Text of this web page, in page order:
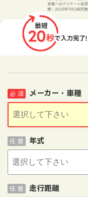
メーカー・車種
必 須
年式
任 意
走行距離
任 意